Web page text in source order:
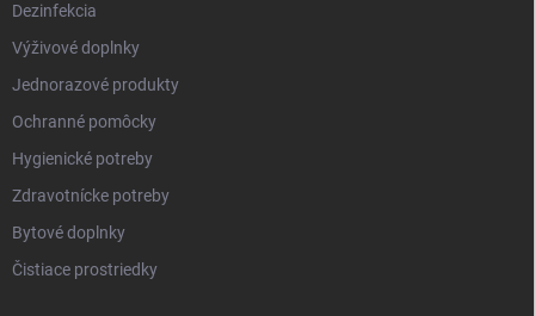
Dezinfekcia
Výživové doplnky
Jednorazové produkty
Ochranné pomôcky
Hygienické potreby
Zdravotnícke potreby
Bytové doplnky
Čistiace prostriedky